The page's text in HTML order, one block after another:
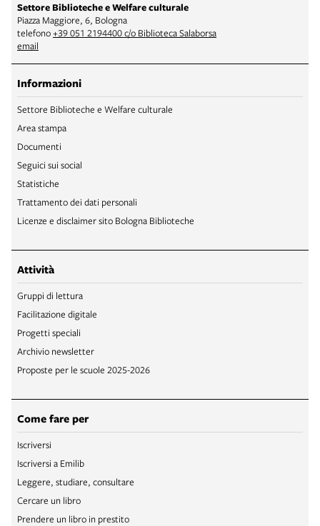
Settore Biblioteche e Welfare culturale
Piazza Maggiore, 6, Bologna
telefono+39 051 2194400 c/o Biblioteca Salaborsa
email
Informazioni
Settore Biblioteche e Welfare culturale
Area stampa
Documenti
Seguici sui social
Statistiche
Trattamento dei dati personali
Licenze e disclaimer sito Bologna Biblioteche
Attività
Gruppi di lettura
Facilitazione digitale
Progetti speciali
Archivio newsletter
Proposte per le scuole 2025-2026
Come fare per
Iscriversi
Iscriversi a Emilib
Leggere, studiare, consultare
Cercare un libro
Prendere un libro in prestito